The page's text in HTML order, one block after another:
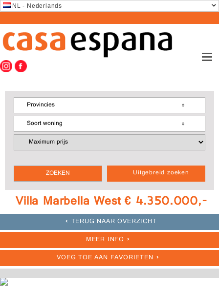
NL - Nederlands
Uitgebreid zoeken
Provincies
Soort woning
Villa Marbella West € 4.350.000,-
TERUG NAAR OVERZICHT
MEER INFO
VOEG TOE AAN FAVORIETEN